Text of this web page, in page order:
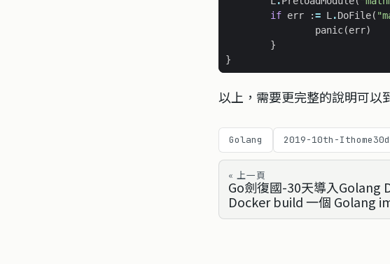
if err := L .DoFile(
panic(err)
}
}
以上，需要更完整的說明可以
Golang 2019-10th-
« 上一頁
Go劍復國-30天導入Golang
Docker build 一個 Golang